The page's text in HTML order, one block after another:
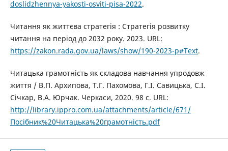
doslidzhennya-yakosti-osviti-pisa-2022.
Читання як життєва стратегія : Стратегія розвитку
читання на період до 2032 року. 2023. URL:
https://zakon.rada.gov.ua/laws/show/190-2023-р#Text.
Читацька грамотність як складова навчання упродовж
життя / В.П. Архипова, Т.Г. Пахомова, Г.І. Савицька, С.І.
Січкар, В.А. Юрчак. Черкаси, 2020. 98 с. URL:
http://library.ippro.com.ua/attachments/article/671/
Посібник%20Читацька%20грамотність.pdf